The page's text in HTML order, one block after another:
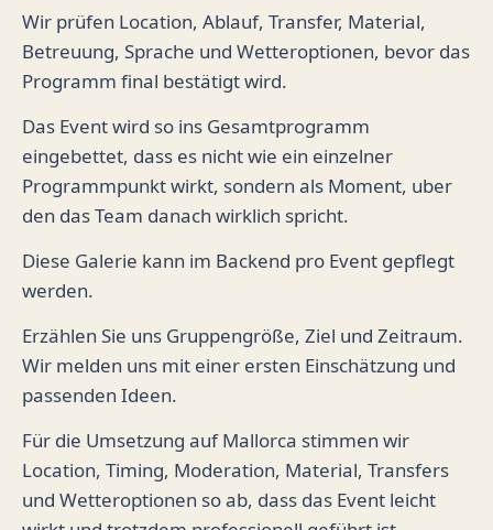
Wir prüfen Location, Ablauf, Transfer, Material,
Betreuung, Sprache und Wetteroptionen, bevor das
Programm final bestätigt wird.
Das Event wird so ins Gesamtprogramm
eingebettet, dass es nicht wie ein einzelner
Programmpunkt wirkt, sondern als Moment, uber
den das Team danach wirklich spricht.
Diese Galerie kann im Backend pro Event gepflegt
werden.
Erzählen Sie uns Gruppengröße, Ziel und Zeitraum.
Wir melden uns mit einer ersten Einschätzung und
passenden Ideen.
Für die Umsetzung auf Mallorca stimmen wir
Location, Timing, Moderation, Material, Transfers
und Wetteroptionen so ab, dass das Event leicht